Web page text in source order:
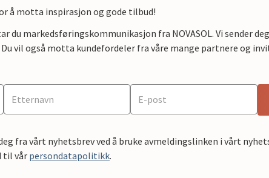
å motta inspirasjon og gode tilbud!
du markedsføringskommunikasjon fra NOVASOL. Vi sender
vil også motta kundefordeler fra våre mange partnere og
fra vårt nyhetsbrev ved å bruke avmeldingslinken i vårt
til vårpersondatapolitikk.